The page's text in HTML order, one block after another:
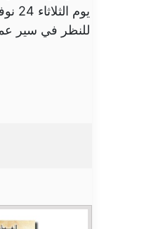
للنظر في سير